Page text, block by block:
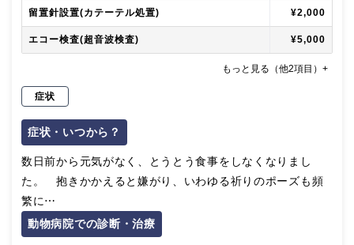
留置針設置(カテーテル処置) ¥2,000
エコー検査(超音波検査) ¥5,000
もっと見る（他2項目）+
症状
症状・いつから？
数日前から元気がなく、とうとう食事をしなくなりまし
た。 抱きかかえると嫌がり、いわゆる祈りのポーズも頻
繁に⋯
動物病院での診断・治療